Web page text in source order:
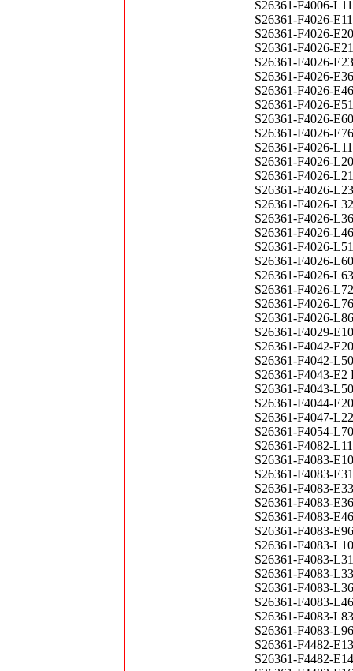
S26361-F4006-
S26361-F4026-
S26361-F4026-
S26361-F4026-
S26361-F4026-
S26361-F4026-
S26361-F4026-
S26361-F4026-
S26361-F4026-
S26361-F4026-
S26361-F4026-
S26361-F4026-
S26361-F4026-
S26361-F4026-
S26361-F4026-
S26361-F4026-
S26361-F4026-
S26361-F4026-
S26361-F4026-
S26361-F4026-
S26361-F4026-
S26361-F4026-
S26361-F4026-
S26361-F4029-
S26361-F4042-
S26361-F4042-
S26361-F4043-
S26361-F4043-
S26361-F4044-
S26361-F4047-
S26361-F4054-
S26361-F4082-
S26361-F4083-
S26361-F4083-
S26361-F4083-
S26361-F4083-
S26361-F4083-
S26361-F4083-
S26361-F4083-
S26361-F4083-
S26361-F4083-
S26361-F4083-
S26361-F4083-
S26361-F4083-
S26361-F4083-
S26361-F4482-
S26361-F4482-